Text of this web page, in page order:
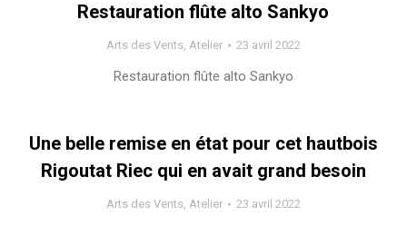
Restauration flûte alto Sankyo
Arts des Vents, Atelier 23 avril 2022
Restauration flûte alto Sankyo
Une belle remise en état pour cet hautbois
Rigoutat Riec qui en avait grand besoin
Arts des Vents, Atelier 23 avril 2022